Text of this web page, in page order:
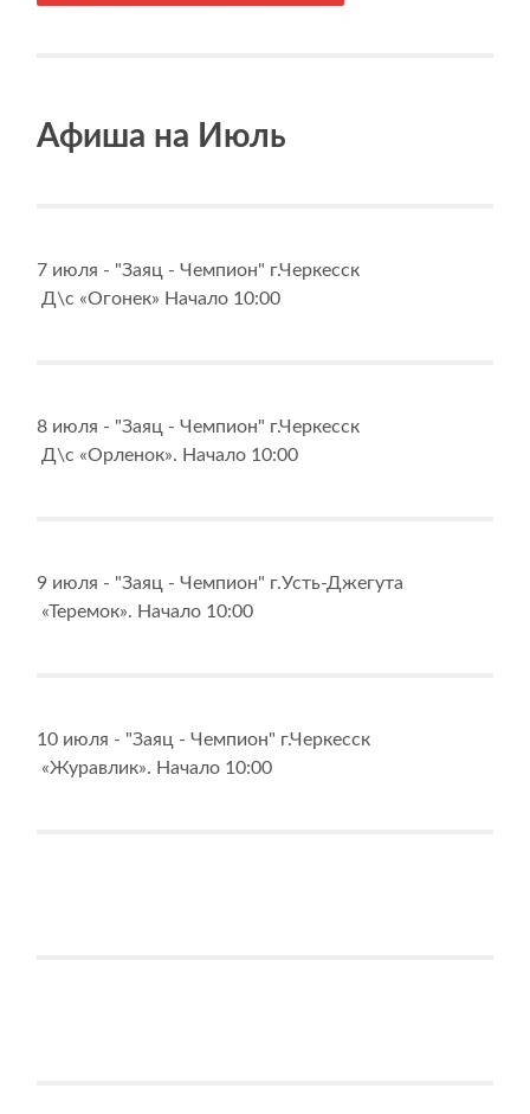
Афиша на Июль
7 июля - "Заяц - Чемпион" г.Черкесск
Д\с «Огонек» Начало 10:00
8 июля - "Заяц - Чемпион" г.Черкесск
Д\с «Орленок». Начало 10:00
9 июля - "Заяц - Чемпион" г.Усть-Джегута
«Теремок». Начало 10:00
10 июля - "Заяц - Чемпион" г.Черкесск
«Журавлик». Начало 10:00